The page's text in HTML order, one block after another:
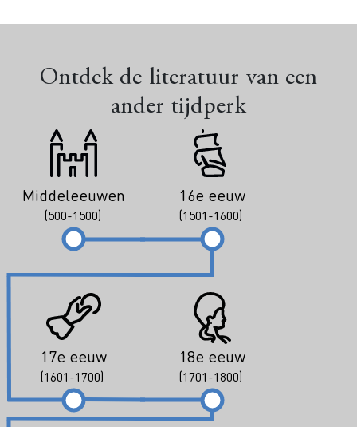
Ontdek de literatuur van een
ander tijdperk
Middeleeuwen
(500-1500)
16e eeuw
(1501-1600)
17e eeuw
(1601-1700)
18e eeuw
(1701-1800)